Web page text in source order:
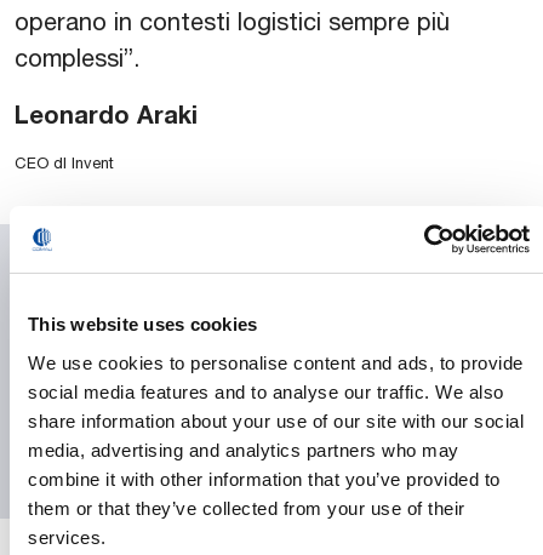
This website uses cookies
We use cookies to personalise content and ads, to provide
social media features and to analyse our traffic. We also
share information about your use of our site with our social
media, advertising and analytics partners who may
combine it with other information that you’ve provided to
them or that they’ve collected from your use of their
services.
operano in contesti logistici sempre più
complessi”.
Leonardo Araki
CEO dI Invent
Press Release
Gallery